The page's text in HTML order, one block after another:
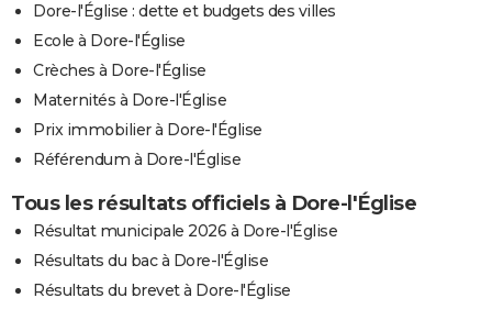
Dore-l'Église : dette et budgets des villes
Ecole à Dore-l'Église
Crèches à Dore-l'Église
Maternités à Dore-l'Église
Prix immobilier à Dore-l'Église
Référendum à Dore-l'Église
Tous les résultats officiels à Dore-l'Église
Résultat municipale 2026 à Dore-l'Église
Résultats du bac à Dore-l'Église
Résultats du brevet à Dore-l'Église